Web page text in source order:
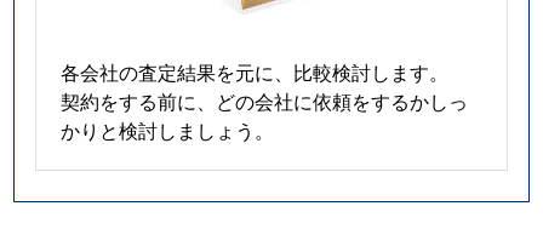
各会社の査定結果を元に、比較検討します。
契約をする前に、どの会社に依頼をするかしっ
かりと検討しましょう。